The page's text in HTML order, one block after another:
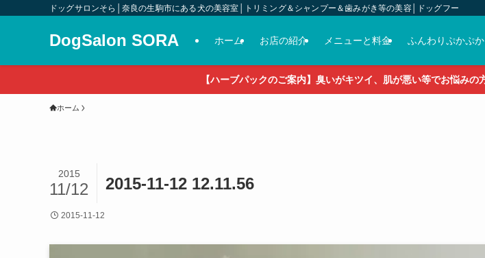
ドッグサロンそら│奈良の生駒市にある犬の美容室│トリミング＆シャンプー＆歯みがき等の美容│ドッグフード＆お
DogSalon SORA ホーム お店の紹介 メニューと料金 ふんわりぷかぷ
【ハーブパックのご案内】臭いがキツイ、肌が悪い等でお悩み
ホーム
2015-11-12 12.11.56
2015
11/12
2015-11-12